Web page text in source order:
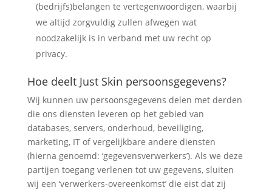
(bedrijfs)belangen te vertegenwoordigen, waarbij
we altijd zorgvuldig zullen afwegen wat
noodzakelijk is in verband met uw recht op
privacy.
Hoe deelt Just Skin persoonsgegevens?
Wij kunnen uw persoonsgegevens delen met derden
die ons diensten leveren op het gebied van
databases, servers, onderhoud, beveiliging,
marketing, IT of vergelijkbare andere diensten
(hierna genoemd: ‘gegevensverwerkers’). Als we deze
partijen toegang verlenen tot uw gegevens, sluiten
wij een ‘verwerkers-overeenkomst’ die eist dat zij